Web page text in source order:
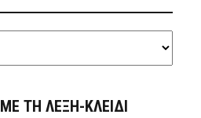
ΤΗ ΛΕΞΗ-ΚΛΕΙΔΙ